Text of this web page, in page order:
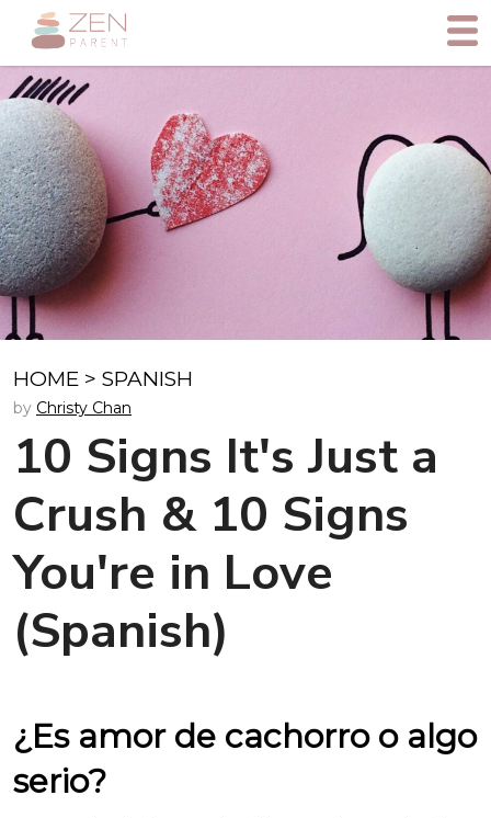
HOME > SPANISH
by Christy Chan
10 Signs It's Just a
Crush & 10 Signs
You're in Love
(Spanish)
¿Es amor de cachorro o algo
serio?